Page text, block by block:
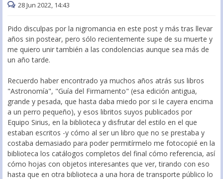
28 Jun 2022, 14:43
Pido disculpas por la nigromancia en este post y más tras llevar
años sin postear, pero sólo recientemente supe de su muerte y
me quiero unir también a las condolencias aunque sea más de
un año tarde.
Recuerdo haber encontrado ya muchos años atrás sus libros
"Astronomía", "Guía del Firmamento" (esa edición antigua,
grande y pesada, que hasta daba miedo por si le cayera encima
a un perro pequeño), y esos libritos suyos publicados por
Equipo Sirius, en la biblioteca y disfrutar del estilo en el que
estaban escritos -y cómo al ser un libro que no se prestaba y
costaba demasiado para poder permitírmelo me fotocopié en la
biblioteca los catálogos completos del final cómo referencia, así
cómo hojas con objetos interesantes que ver, tirando con eso
hasta que en otra biblioteca a una hora de transporte público lo